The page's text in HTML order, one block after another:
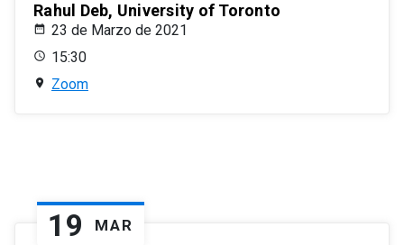
Rahul Deb, University of Toronto
23 de Marzo de 2021
15:30
Zoom
19 MAR